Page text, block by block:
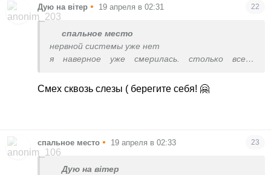
Дую на вітер • 19 апреля в 02:31 22
спальное место
нервной системы уже нет
я наверное уже смерилась. столько всего
Смех сквозь слезы ( берегите себя! 🤗
спальное место • 19 апреля в 02:33 23
Дую на вітер